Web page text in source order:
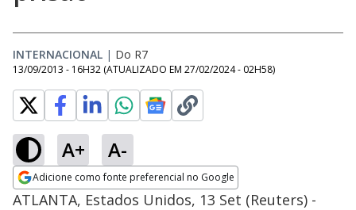
INTERNACIONAL | Do R7
13/09/2013 - 16H32 (ATUALIZADO EM 27/02/2024 - 02H58)
A+ A-
Adicione como fonte preferencial no Google
Opens in new window
ATLANTA, Estados Unidos, 13 Set (Reuters) -